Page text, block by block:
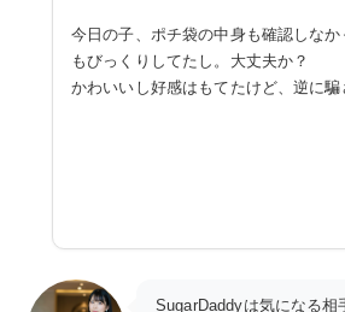
今日の子、ポチ袋の中身も確認しな
もびっくりしてたし。大丈夫か？
かわいいし好感はもてたけど、逆に騙
SugarDaddyは気になる相